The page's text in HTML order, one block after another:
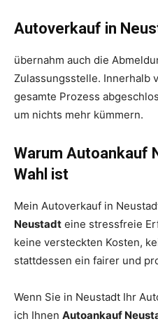
Autoverkauf in
übernahm auch die
Zulassungsstelle. Innerhalb
gesamte Prozess
um nichts mehr kümmern.
Warum Autoankauf
Wahl ist
Mein Autoverkauf in
Neustadt eine stressfreie
keine versteckten Kosten,
stattdessen ein fairer und
Wenn Sie in Neustadt Ihr
ich Ihnen Autoankauf